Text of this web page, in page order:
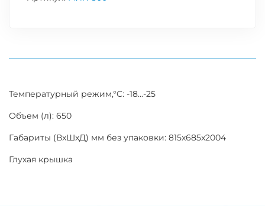
Температурный режим,°C: -18...-25
Объем (л): 650
Габариты (ВxШxД) мм без упаковки: 815x685x2004
Глухая крышка